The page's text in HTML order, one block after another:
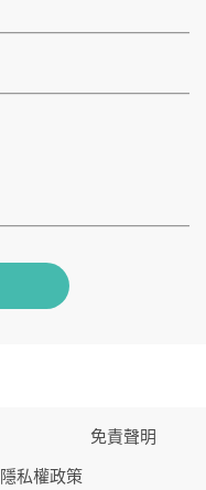
免責聲明
隱私權政策